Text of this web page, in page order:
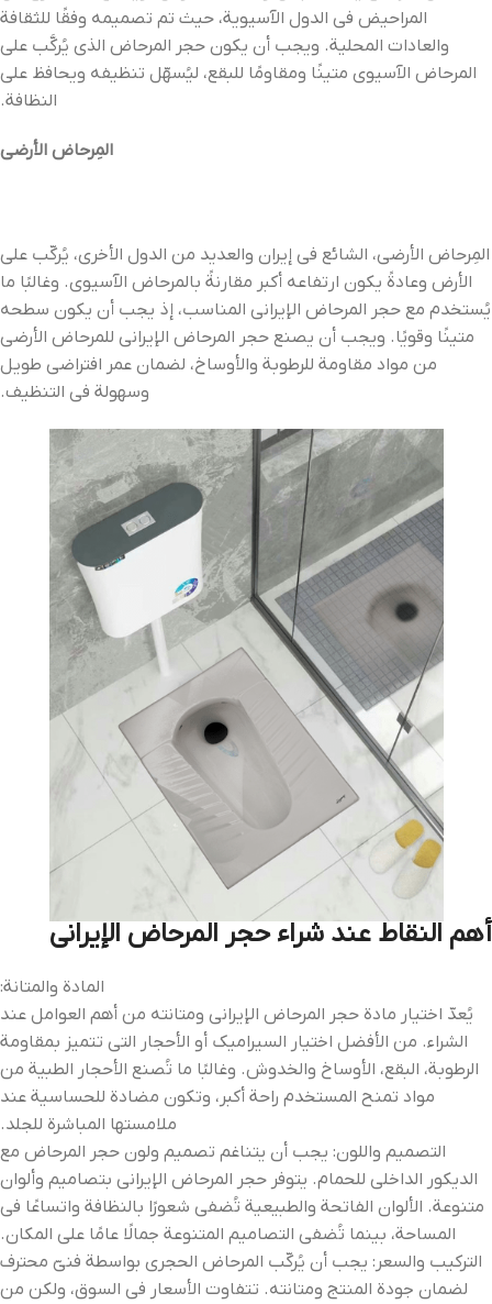
المراحيض في الدول الآسيوية، حيث تم تصميمه وفقًا للثقافة
والعادات المحلية. ويجب أن يكون حجر المرحاض الذي يُركَّب على
المرحاض الآسيوي متينًا ومقاومًا للبقع، ليُسهّل تنظيفه ويحافظ على
النظافة.
المِرحاض الأرضي
المِرحاض الأرضي، الشائع في إيران والعديد من الدول الأخرى، يُركّب على
الأرض وعادةً يكون ارتفاعه أكبر مقارنةً بالمرحاض الآسيوي. وغالبًا ما
يُستخدم مع حجر المرحاض الإيراني المناسب، إذ يجب أن يكون سطحه
متينًا وقويًا. ويجب أن يصنع حجر المرحاض الإيراني للمرحاض الأرضي
من مواد مقاومة للرطوبة والأوساخ، لضمان عمر افتراضي طويل
وسهولة في التنظيف.
أهم النقاط عند شراء حجر المرحاض الإيراني
المادة والمتانة:
يُعدّ اختيار مادة حجر المرحاض الإيراني ومتانته من أهم العوامل عند
الشراء. من الأفضل اختيار السيراميك أو الأحجار التي تتميز بمقاومة
الرطوبة، البقع، الأوساخ والخدوش. وغالبًا ما تُصنع الأحجار الطبية من
مواد تمنح المستخدم راحة أكبر، وتكون مضادة للحساسية عند
ملامستها المباشرة للجلد.
التصميم واللون: يجب أن يتناغم تصميم ولون حجر المرحاض مع
الديكور الداخلي للحمام. يتوفر حجر المرحاض الإيراني بتصاميم وألوان
متنوعة. الألوان الفاتحة والطبيعية تُضفي شعورًا بالنظافة واتساعًا في
المساحة، بينما تُضفي التصاميم المتنوعة جمالًا عامًا على المكان.
التركيب والسعر: يجب أن يُركّب المرحاض الحجري بواسطة فنيّ محترف
لضمان جودة المنتج ومتانته. تتفاوت الأسعار في السوق، ولكن من